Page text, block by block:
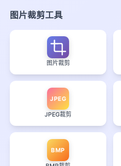
图片裁剪工具
图片裁剪
JPEG
JPEG裁剪
BMP